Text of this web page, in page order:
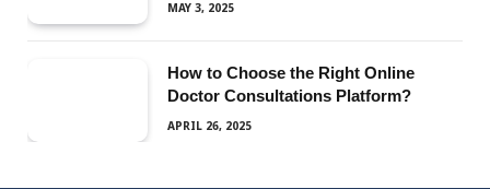
MAY 3, 2025
How to Choose the Right Online
Doctor Consultations Platform?
APRIL 26, 2025